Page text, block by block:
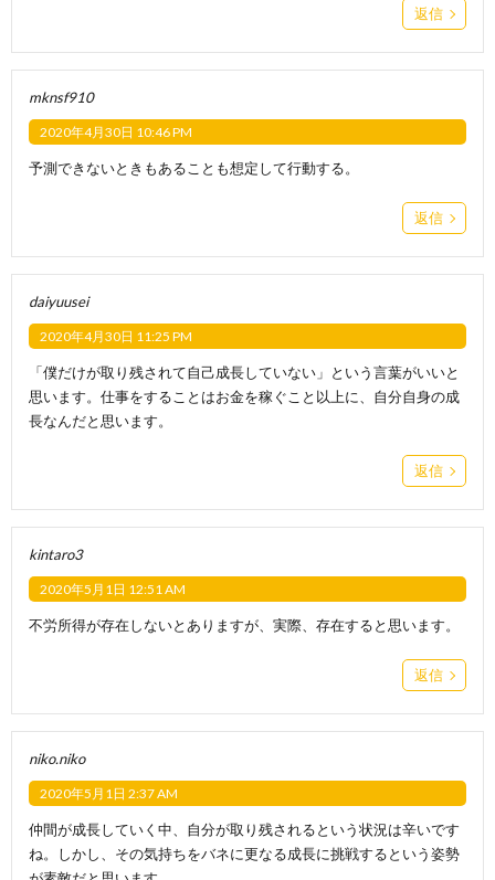
返信
mknsf910
2020年4月30日 10:46 PM
予測できないときもあることも想定して行動する。
返信
daiyuusei
2020年4月30日 11:25 PM
「僕だけが取り残されて自己成長していない」という言葉がいいと
思います。仕事をすることはお金を稼ぐこと以上に、自分自身の成
長なんだと思います。
返信
kintaro3
2020年5月1日 12:51 AM
不労所得が存在しないとありますが、実際、存在すると思います。
返信
niko.niko
2020年5月1日 2:37 AM
仲間が成長していく中、自分が取り残されるという状況は辛いです
ね。しかし、その気持ちをバネに更なる成長に挑戦するという姿勢